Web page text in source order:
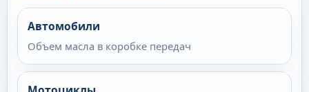
Автомобили
Объем масла в коробке передач